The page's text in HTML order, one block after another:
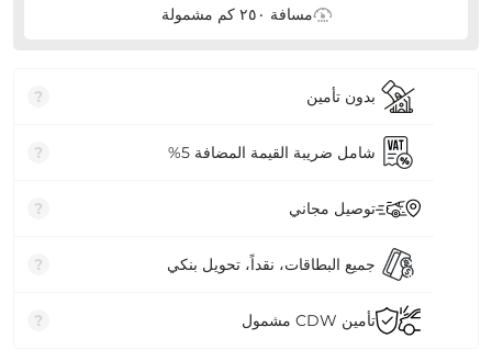
مسافة ٢٥٠ كم مشمولة
بدون تأمين ?
شامل ضريبة القيمة المضافة 5% ?
توصيل مجاني ?
جميع البطاقات، نقداً، تحويل بنكي ?
تأمين CDW مشمول ?